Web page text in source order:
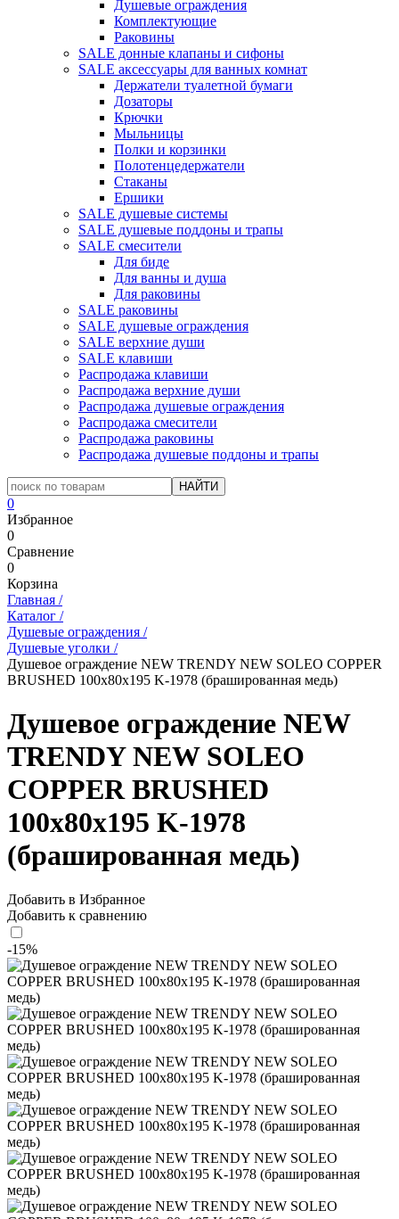
Душевые ограждения
Комплектующие
Раковины
SALE донные клапаны и сифоны
SALE аксессуары для ванных комнат
Держатели туалетной бумаги
Дозаторы
Крючки
Мыльницы
Полки и корзинки
Полотенцедержатели
Стаканы
Ершики
SALE душевые системы
SALE душевые поддоны и трапы
SALE смесители
Для биде
Для ванны и душа
Для раковины
SALE раковины
SALE душевые ограждения
SALE верхние души
SALE клавиши
Распродажа клавиши
Распродажа верхние души
Распродажа душевые ограждения
Распродажа смесители
Распродажа раковины
Распродажа душевые поддоны и трапы
0
Избранное
0
Сравнение
0
Корзина
Главная /
Каталог /
Душевые ограждения /
Душевые уголки /
Душевое ограждение NEW TRENDY NEW SOLEO COPPER
BRUSHED 100x80x195 K-1978 (брашированная медь)
Душевое ограждение NEW
TRENDY NEW SOLEO
COPPER BRUSHED
100x80x195 K-1978
(брашированная медь)
Добавить в Избранное
Добавить к сравнению
-15%